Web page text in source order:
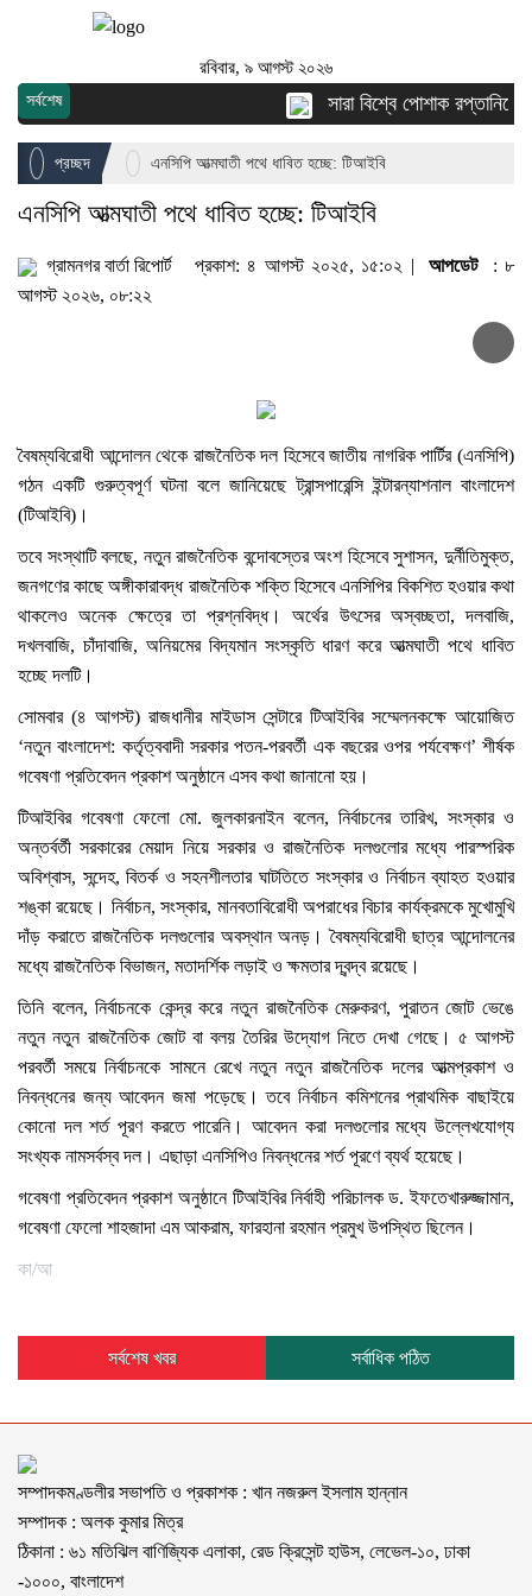
রবিবার, ৯ আগস্ট ২০২৬
সর্বশেষ সারা বিশ্বে পোশাক রপ্তানিতে
প্রচ্ছদ এনসিপি আত্মঘাতী পথে ধাবিত হচ্ছে: টিআইবি
এনসিপি আত্মঘাতী পথে ধাবিত হচ্ছে: টিআইবি
গ্রামনগর বার্তা রিপোর্ট প্রকাশ: ৪ আগস্ট ২০২৫, ১৫:০২ |আপডেট: ৮
আগস্ট ২০২৬, ০৮:২২
বৈষম্যবিরোধী আন্দোলন থেকে রাজনৈতিক দল হিসেবে জাতীয় নাগরিক পার্টির (এনসিপি)
গঠন একটি গুরুত্বপূর্ণ ঘটনা বলে জানিয়েছে ট্রান্সপারেন্সি ইন্টারন্যাশনাল বাংলাদেশ
(টিআইবি)।
তবে সংস্থাটি বলছে, নতুন রাজনৈতিক বন্দোবস্তের অংশ হিসেবে সুশাসন, দুর্নীতিমুক্ত,
জনগণের কাছে অঙ্গীকারাবদ্ধ রাজনৈতিক শক্তি হিসেবে এনসিপির বিকশিত হওয়ার কথা
থাকলেও অনেক ক্ষেত্রে তা প্রশ্নবিদ্ধ। অর্থের উৎসের অস্বচ্ছতা, দলবাজি,
দখলবাজি, চাঁদাবাজি, অনিয়মের বিদ্যমান সংস্কৃতি ধারণ করে আত্মঘাতী পথে ধাবিত
হচ্ছে দলটি।
সোমবার (৪ আগস্ট) রাজধানীর মাইডাস সেন্টারে টিআইবির সম্মেলনকক্ষে আয়োজিত
‘নতুন বাংলাদেশ: কর্তৃত্ববাদী সরকার পতন-পরবর্তী এক বছরের ওপর পর্যবেক্ষণ’ শীর্ষক
গবেষণা প্রতিবেদন প্রকাশ অনুষ্ঠানে এসব কথা জানানো হয়।
টিআইবির গবেষণা ফেলো মো. জুলকারনাইন বলেন, নির্বাচনের তারিখ, সংস্কার ও
অন্তর্বর্তী সরকারের মেয়াদ নিয়ে সরকার ও রাজনৈতিক দলগুলোর মধ্যে পারস্পরিক
অবিশ্বাস, সন্দেহ, বিতর্ক ও সহনশীলতার ঘাটতিতে সংস্কার ও নির্বাচন ব্যাহত হওয়ার
শঙ্কা রয়েছে। নির্বাচন, সংস্কার, মানবতাবিরোধী অপরাধের বিচার কার্যক্রমকে মুখোমুখি
দাঁড় করাতে রাজনৈতিক দলগুলোর অবস্থান অনড়। বৈষম্যবিরোধী ছাত্র আন্দোলনের
মধ্যে রাজনৈতিক বিভাজন, মতাদর্শিক লড়াই ও ক্ষমতার দ্বন্দ্ব রয়েছে।
তিনি বলেন, নির্বাচনকে কেন্দ্র করে নতুন রাজনৈতিক মেরুকরণ, পুরাতন জোট ভেঙে
নতুন নতুন রাজনৈতিক জোট বা বলয় তৈরির উদ্যোগ নিতে দেখা গেছে। ৫ আগস্ট
পরবর্তী সময়ে নির্বাচনকে সামনে রেখে নতুন নতুন রাজনৈতিক দলের আত্মপ্রকাশ ও
নিবন্ধনের জন্য আবেদন জমা পড়েছে। তবে নির্বাচন কমিশনের প্রাথমিক বাছাইয়ে
কোনো দল শর্ত পূরণ করতে পারেনি। আবেদন করা দলগুলোর মধ্যে উল্লেখযোগ্য
সংখ্যক নামসর্বস্ব দল। এছাড়া এনসিপিও নিবন্ধনের শর্ত পূরণে ব্যর্থ হয়েছে।
গবেষণা প্রতিবেদন প্রকাশ অনুষ্ঠানে টিআইবির নির্বাহী পরিচালক ড. ইফতেখারুজ্জামান,
গবেষণা ফেলো শাহজাদা এম আকরাম, ফারহানা রহমান প্রমুখ উপস্থিত ছিলেন।
কা/আ
সর্বশেষ খবর সর্বাধিক পঠিত
সম্পাদকমণ্ডলীর সভাপতি ও প্রকাশক : খান নজরুল ইসলাম হান্নান
সম্পাদক : অলক কুমার মিত্র
ঠিকানা : ৬১ মতিঝিল বাণিজ্যিক এলাকা, রেড ক্রিসেন্ট হাউস, লেভেল-১০, ঢাকা
-১০০০, বাংলাদেশ